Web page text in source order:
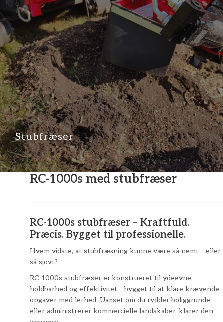
Stubfræser
RC-1000s med stubfræser
RC-1000s stubfræser – Kraftfuld.
Præcis. Bygget til professionelle.
Hvem vidste, at stubfræsning kunne være så nemt – eller
så sjovt?
RC-1000s stubfræser er konstrueret til ydeevne,
holdbarhed og effektivitet – bygget til at klare krævende
opgaver med lethed. Uanset om du rydder boliggrunde
eller administrerer kommercielle landskaber, klarer den